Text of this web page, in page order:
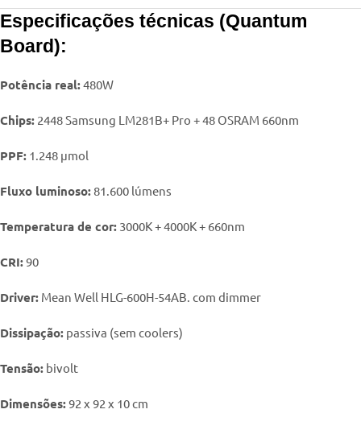
Especificações técnicas (Quantum
Board):
Potência real:480W
Chips: 2448 Samsung LM281B+ Pro + 48 OSRAM 660nm
PPF: 1.248 μmol
Fluxo luminoso: 81.600 lúmens
Temperatura de cor: 3000K + 4000K + 660nm
CRI:90
Driver: Mean Well HLG-600H-54AB. com dimmer
Dissipação: passiva (sem coolers)
Tensão: bivolt
Dimensões:92 x 92 x 10 cm